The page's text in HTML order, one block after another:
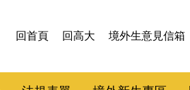
回首頁 回高大 境外生意見信箱